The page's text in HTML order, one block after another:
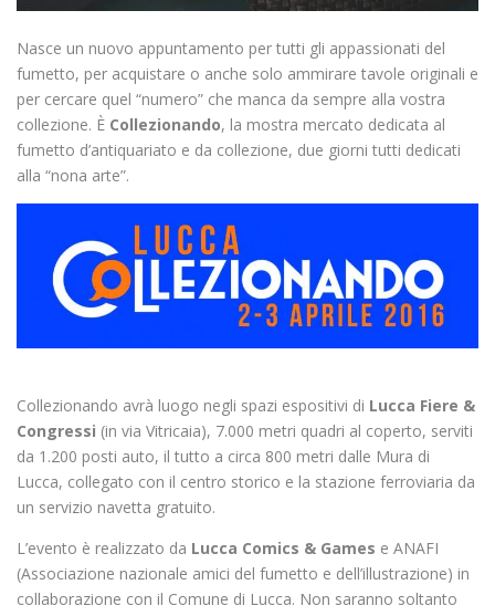
Nasce un nuovo appuntamento per tutti gli appassionati del
fumetto, per acquistare o anche solo ammirare tavole originali e
per cercare quel “numero” che manca da sempre alla vostra
collezione. È Collezionando, la mostra mercato dedicata al
fumetto d’antiquariato e da collezione, due giorni tutti dedicati
alla “nona arte”.
Collezionando avrà luogo negli spazi espositivi di Lucca Fiere &
Congressi (in via Vitricaia), 7.000 metri quadri al coperto, serviti
da 1.200 posti auto, il tutto a circa 800 metri dalle Mura di
Lucca, collegato con il centro storico e la stazione ferroviaria da
un servizio navetta gratuito.
L’evento è realizzato da Lucca Comics & Games e ANAFI
(Associazione nazionale amici del fumetto e dell’illustrazione) in
collaborazione con il Comune di Lucca. Non saranno soltanto